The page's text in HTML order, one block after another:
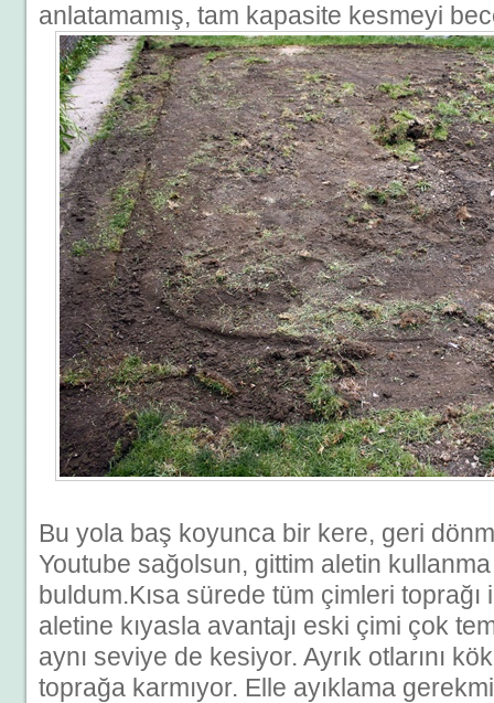
anlatamamış, tam kapasite kesmeyi
Bu yola baş koyunca bir kere, geri
Youtube sağolsun, gittim aletin
buldum.Kısa sürede tüm çimleri
aletine kıyasla avantajı eski çimi çok
aynı seviye de kesiyor. Ayrık otlarını
toprağa karmıyor. Elle ayıklama